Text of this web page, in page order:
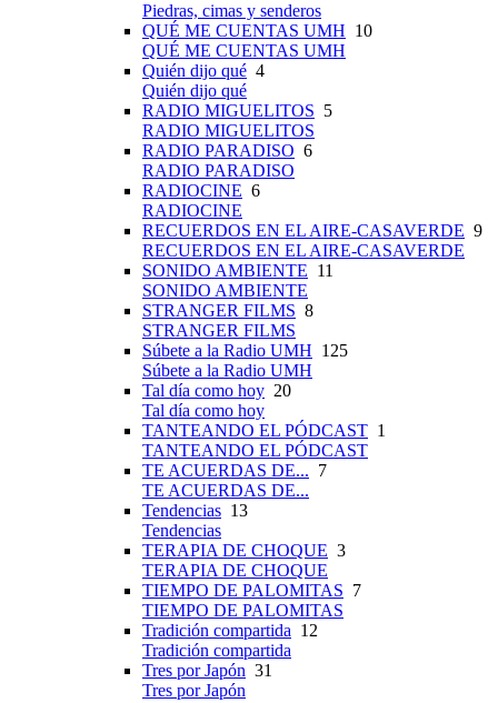
Piedras, cimas y senderos
QUÉ ME CUENTAS UMH 10
QUÉ ME CUENTAS UMH
Quién dijo qué 4
Quién dijo qué
RADIO MIGUELITOS 5
RADIO MIGUELITOS
RADIO PARADISO 6
RADIO PARADISO
RADIOCINE 6
RADIOCINE
RECUERDOS EN EL AIRE-CASAVERDE 9
RECUERDOS EN EL AIRE-CASAVERDE
SONIDO AMBIENTE 11
SONIDO AMBIENTE
STRANGER FILMS 8
STRANGER FILMS
Súbete a la Radio UMH 125
Súbete a la Radio UMH
Tal día como hoy 20
Tal día como hoy
TANTEANDO EL PÓDCAST 1
TANTEANDO EL PÓDCAST
TE ACUERDAS DE... 7
TE ACUERDAS DE...
Tendencias 13
Tendencias
TERAPIA DE CHOQUE 3
TERAPIA DE CHOQUE
TIEMPO DE PALOMITAS 7
TIEMPO DE PALOMITAS
Tradición compartida 12
Tradición compartida
Tres por Japón 31
Tres por Japón